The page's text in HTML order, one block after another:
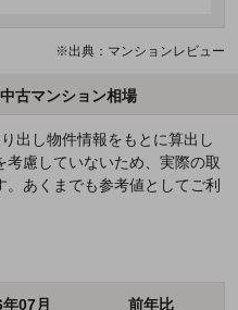
※出典：マンションレビュー
古マンション相場
出し物件情報をもとに算出し
慮していないため、実際の取
あくまでも参考値としてご利
07月 前年比